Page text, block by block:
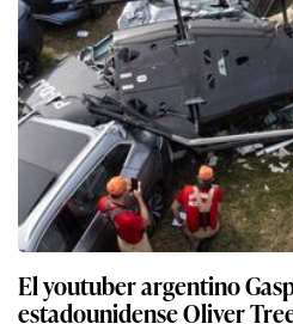
El youtuber argentino
estadounidense Oliver